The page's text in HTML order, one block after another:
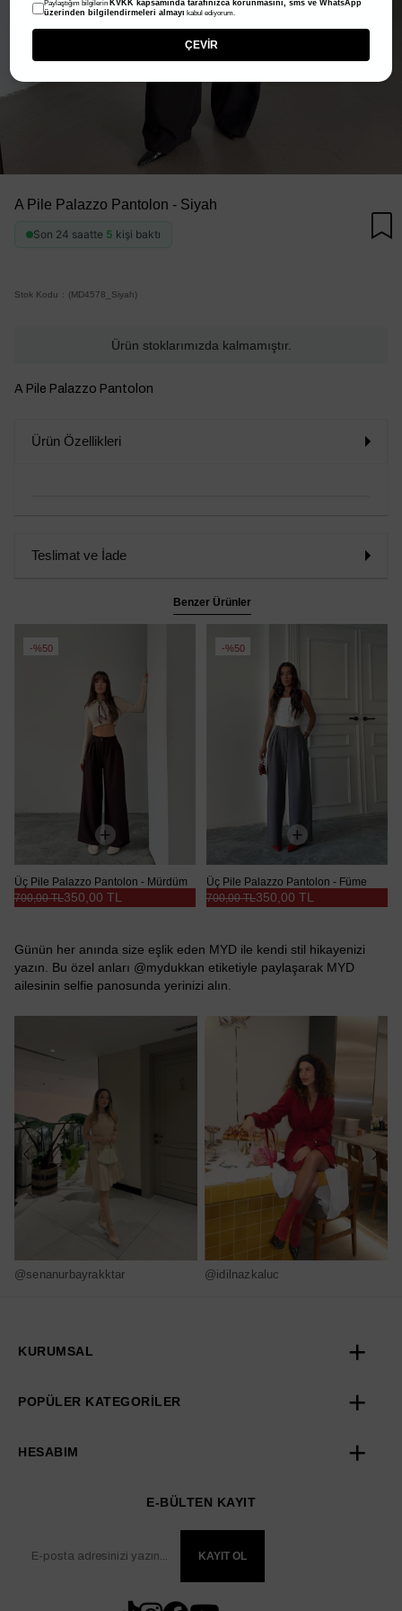
A Pile Palazzo Pantolon - Siyah
Son 24 saatte 5 kişi baktı
Stok Kodu (MD4578_Siyah)
Ürün stoklarımızda kalmamıştır.
A Pile Palazzo Pantolon
Ürün Özellikleri
Teslimat ve İade
Benzer Ürünler
%50
Üç Pile Palazzo Pantolon - Mürdüm
350,00 TL
700,00 TL
%50
Üç Pile Palazzo Pantolon - Füme
350,00 TL
700,00 TL
Günün her anında size eşlik eden MYD ile kendi stil hikayenizi
yazın. Bu özel anları @mydukkan etiketiyle paylaşarak MYD
ailesinin selfie panosunda yerinizi alın.
@senanurbayrakktar @idilnazkaluc
KURUMSAL
POPÜLER KATEGORİLER
HESABIM
E-BÜLTEN KAYIT
KAYIT OL
Paylaştığım bilgilerin KVKK kapsamında tarafınızca korunmasını, sms ve WhatsApp
üzerinden bilgilendirmeleri almayı kabul ediyorum.
ÇEVİR